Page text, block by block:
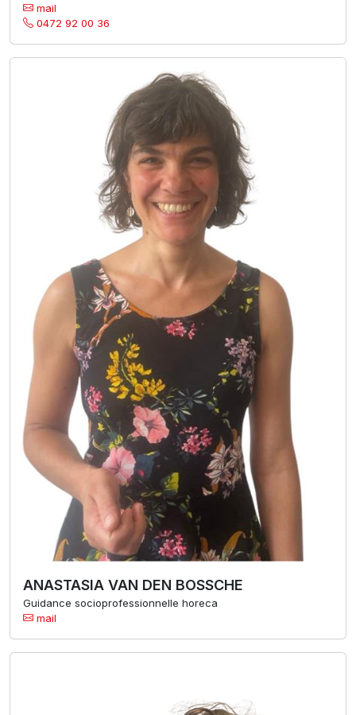
mail
0472 92 00 36
ANASTASIA VAN DEN BOSSCHE
Guidance socioprofessionnelle horeca
mail